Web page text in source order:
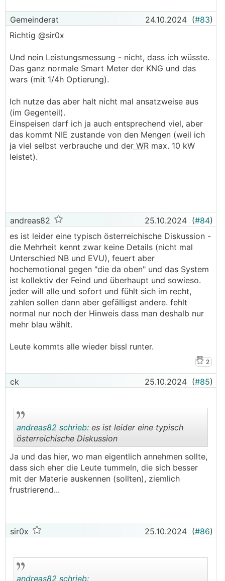
Ja die Politik ist gefordert aber es darf auch
jeder einzelne seinen Anteil gerne beitragen
(Verursacherprinzip!). So wie ich der Gemeinde
mehr gebrauche. Sollte ja jedem einleuchten,
hoffentlich.
───────────────
Ich habe doch geschrieben, dass es einen
Ausgleich mit der Politik brauchen wird - ergo ist
das auch nicht unwahr, denn es ist somit eine
politisch gesteuerte Angelegenheit.
Im Übrigen muss die Masse nicht wissen, wie der
regulieren hat, verlangt.
Im Übrigen habe ich ja eh 6000 EUR für ein
Stromnutzungsrecht im Ausmaß von 17,5 kW
bezahlt, statt der Standard 3,5 kW - einfach um
für die Zukunft zumindest hier safe zu sein.
Nutzen möchte ichs trotzdem nicht.
PS: Bei uns ist der Netzbetreiber ein
Unternehmen des Landesenergieversorgers, der
entsprechende Gewinne erwirtschaftet. Mein
selbst Verbrauchst und der VNB dir verrechnen
darf. Das wird auf lange Sicht so nicht
kostendeckend sein und die Netzkosten werden
wer es sich leisten kann macht das Dach voll.
Gemeinderat 24.10.2024 (#83)
Richtig @sir0x
Und nein Leistungsmessung - nicht, dass ich wüsste.
Das ganz normale Smart Meter der KNG und das
wars (mit 1/4h Optierung).
Ich nutze das aber halt nicht mal ansatzweise aus
(im Gegenteil).
Einspeisen darf ich ja auch entsprechend viel, aber
das kommt NIE zustande von den Mengen (weil ich
ja viel selbst verbrauche und der WR max. 10 kW
leistet).
andreas82 25.10.2024 (#84)
es ist leider eine typisch österreichische Diskussion -
die Mehrheit kennt zwar keine Details (nicht mal
Unterschied NB und EVU), feuert aber
hochemotional gegen "die da oben" und das System
ist kollektiv der Feind und überhaupt und sowieso.
jeder will alle und sofort und fühlt sich im recht,
zahlen sollen dann aber gefälligst andere. fehlt
normal nur noch der Hinweis dass man deshalb nur
mehr blau wählt.
Leute kommts alle wieder bissl runter.
2
ck 25.10.2024 (#85)
.
andreas82 schrieb: es ist leider eine typisch
österreichische Diskussion
Ja und das hier, wo man eigentlich annehmen sollte,
dass sich eher die Leute tummeln, die sich besser
mit der Materie auskennen (sollten), ziemlich
frustrierend...
sir0x 25.10.2024 (#86)
andreas82 schrieb: